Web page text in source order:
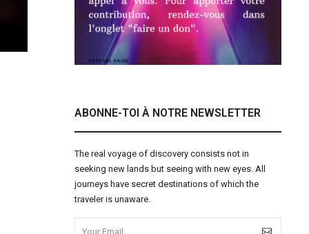
ABONNE-TOI À NOTRE NEWSLETTER
The real voyage of discovery consists not in
seeking new lands but seeing with new eyes. All
journeys have secret destinations of which the
traveler is unaware.